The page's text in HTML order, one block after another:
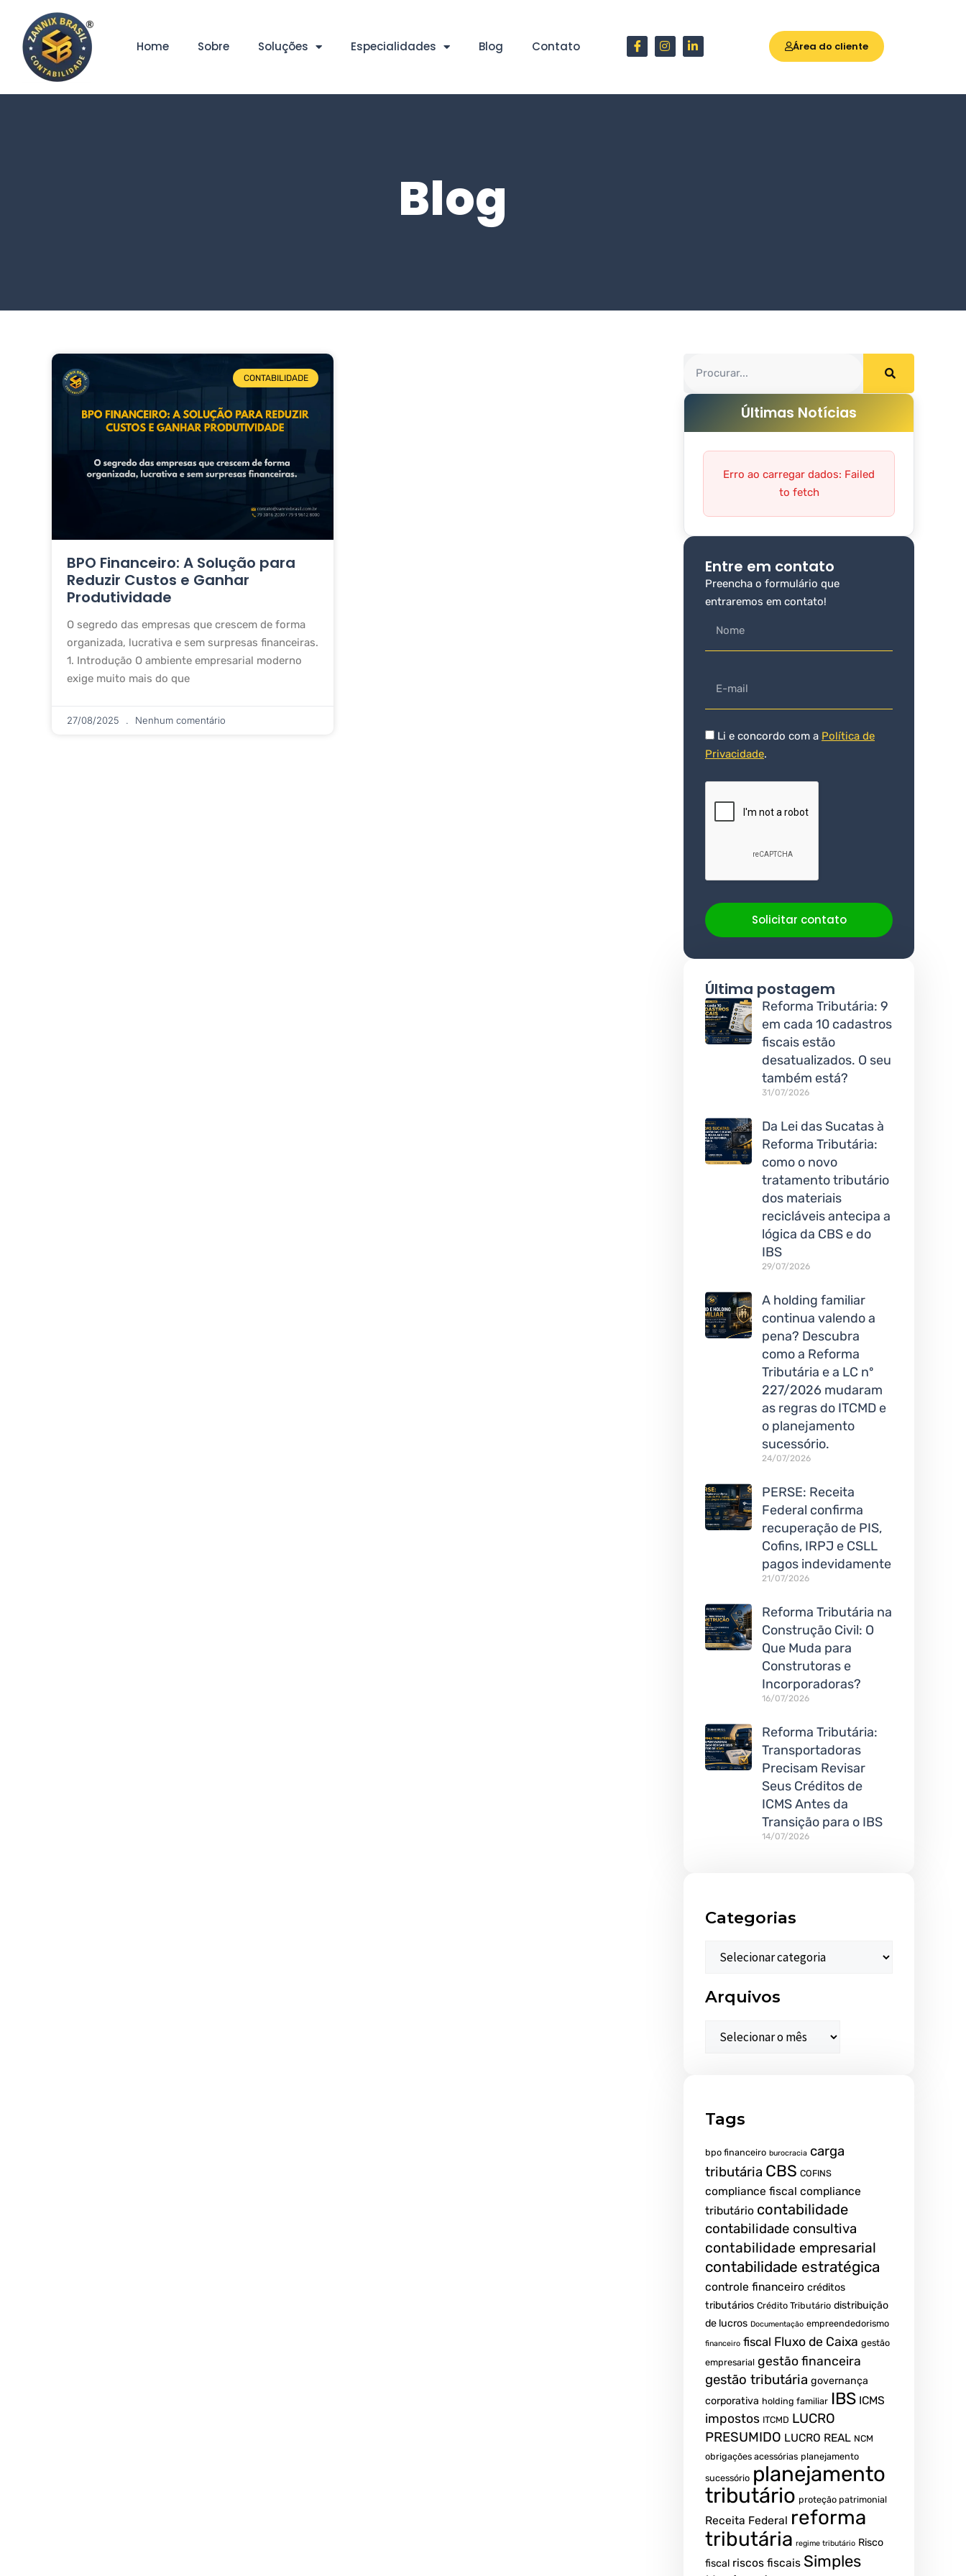
Home Sobre Soluções Especialidades Blog Contato Área do cliente
Blog
CONTABILIDADE
BPO Financeiro: A Solução para
Reduzir Custos e Ganhar
Produtividade
O segredo das empresas que crescem de forma
organizada, lucrativa e sem surpresas financeiras.
1. Introdução O ambiente empresarial moderno
exige muito mais do que
27/08/2025 Nenhum comentário
Últimas Notícias
Erro ao carregar dados: Failed
to fetch
Entre em contato
Preencha o formulário que
entraremos em contato!
Li e concordo com a Política de
Privacidade.
Solicitar contato
Última postagem
Reforma Tributária: 9
em cada 10 cadastros
fiscais estão
desatualizados. O seu
também está?
31/07/2026
Da Lei das Sucatas à
Reforma Tributária:
como o novo
tratamento tributário
dos materiais
recicláveis antecipa a
lógica da CBS e do
IBS
29/07/2026
A holding familiar
continua valendo a
pena? Descubra
como a Reforma
Tributária e a LC nº
227/2026 mudaram
as regras do ITCMD e
o planejamento
sucessório.
24/07/2026
PERSE: Receita
Federal confirma
recuperação de PIS,
Cofins, IRPJ e CSLL
pagos indevidamente
21/07/2026
Reforma Tributária na
Construção Civil: O
Que Muda para
Construtoras e
Incorporadoras?
16/07/2026
Reforma Tributária:
Transportadoras
Precisam Revisar
Seus Créditos de
ICMS Antes da
Transição para o IBS
14/07/2026
Categorias
Arquivos
Tags
bpo financeiro burocracia carga
tributária CBS COFINS
compliance fiscal compliance
tributário contabilidade
contabilidade consultiva
contabilidade empresarial
contabilidade estratégica
controle financeiro créditos
tributários Crédito Tributário distribuição
de lucros Documentação empreendedorismo
financeiro fiscal Fluxo de Caixa gestão
empresarial gestão financeira
gestão tributária governança
corporativa holding familiar IBS ICMS
impostos ITCMD LUCRO
PRESUMIDO LUCRO REAL NCM
obrigações acessórias planejamento
sucessório planejamento
tributário proteção patrimonial
Receita Federal reforma
tributária regime tributário Risco
fiscal riscos fiscais Simples